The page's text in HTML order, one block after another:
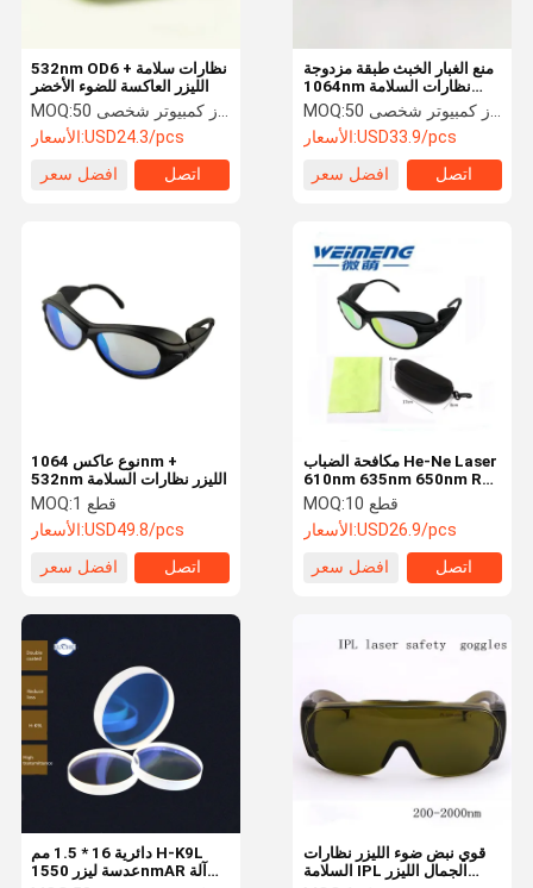
اتصل بنا
عدسة الليزر الضوئية
منع الغبار الخبث طبقة مزدوجة
1064nm نظارات السلامة
الليزر
MOQ:
50 جهاز كمبيوتر شخصى
الأسعار:USD33.9/pcs
افضل سعر
اتصل
532nm OD6 + نظارات سلامة
الليزر العاكسة للضوء الأخضر
MOQ:
50 جهاز كمبيوتر شخصى
الأسعار:USD24.3/pcs
افضل سعر
اتصل
مكافحة الضباب He-Ne Laser
610nm 635nm 650nm Red
Laser Safety
MOQ:
10 قطع
الأسعار:USD26.9/pcs
افضل سعر
اتصل
نوع عاكس 1064nm +
532nm الليزر نظارات السلامة
MOQ:
1 قطع
الأسعار:USD49.8/pcs
افضل سعر
اتصل
قوي نبض ضوء الليزر نظارات
السلامة IPL الجمال الليزر
دائرية 16 * 1.5 مم H-K9L
عدسة ليزر 1550nmAR آلة